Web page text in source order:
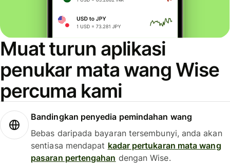
Muat turun aplikasi
penukar mata wang Wise
percuma kami
Bandingkan penyedia pemindahan wang
Bebas daripada bayaran tersembunyi, anda akan
sentiasa mendapat kadar pertukaran mata wang
pasaran pertengahan dengan Wise.